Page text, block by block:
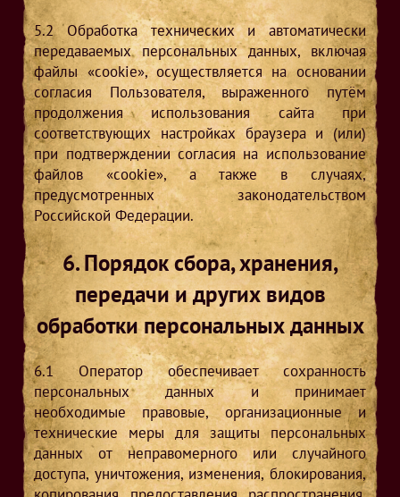
5.2Обработка технических и автоматически
передаваемых персональных данных, включая
файлы «cookie», осуществляется на основании
согласия Пользователя, выраженного путём
продолжения использования сайта при
соответствующих настройках браузера и (или)
при подтверждении согласия на использование
файлов «cookie», а также в случаях,
предусмотренных законодательством
Российской Федерации.
6. Порядок сбора, хранения,
передачи и других видов
обработки персональных данных
6.1 Оператор обеспечивает сохранность
персональных данных и принимает
необходимые правовые, организационные и
технические меры для защиты персональных
данных от неправомерного или случайного
доступа, уничтожения, изменения, блокирования,